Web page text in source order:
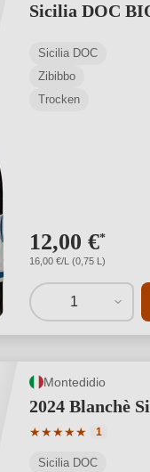
Sicilia DOC
Sicilia DOC
Zibibbo
Trocken
12,00 €*
16,00 €/L (0,75 L)
1
Montedidio
2024 Blanchè
★★★★★
Durchschnittliche
1
Sicilia DOC